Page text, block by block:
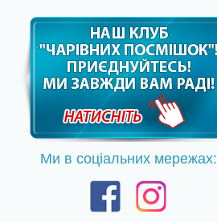
Ми в соціальних мережах: